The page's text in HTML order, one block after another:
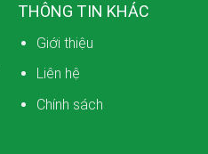
THÔNG TIN KHÁC
Giới thiệu
Liên hệ
Chính sách